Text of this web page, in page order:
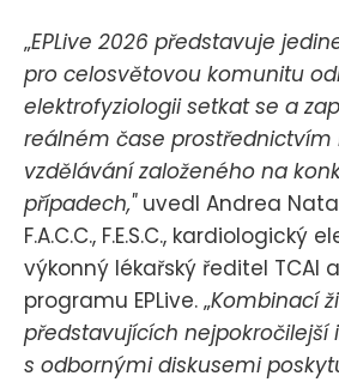
„EPLive 2026 představuje
pro celosvětovou komunitu
elektrofyziologii setkat se a
reálném čase prostřednictvím
vzdělávání založeného na
případech,"uvedl Andrea
F.A.C.C., F.E.S.C., kardiologický
výkonný lékařský ředitel TCAI
programu EPLive. „Kombinací
představujících nejpokročilejší
s odbornými diskusemi